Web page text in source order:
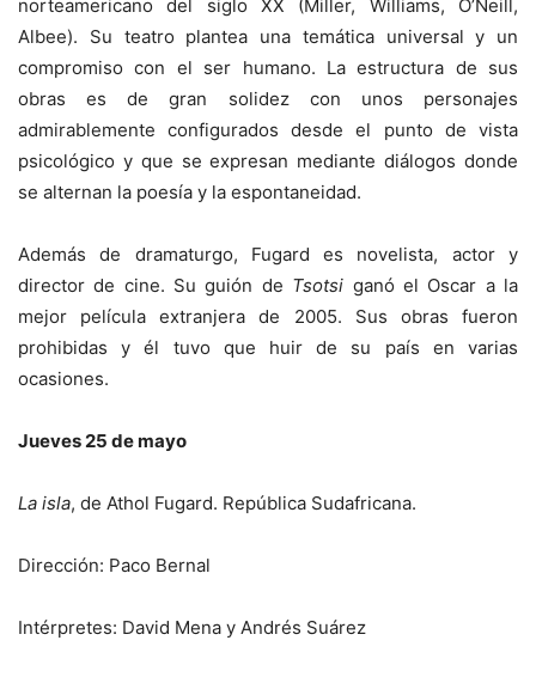
norteamericano del siglo XX (Miller, Williams, O’Neill,
Albee). Su teatro plantea una temática universal y un
compromiso con el ser humano. La estructura de sus
obras es de gran solidez con unos personajes
admirablemente configurados desde el punto de vista
psicológico y que se expresan mediante diálogos donde
se alternan la poesía y la espontaneidad.
Además de dramaturgo, Fugard es novelista, actor y
director de cine. Su guión de Tsotsi ganó el Oscar a la
mejor película extranjera de 2005. Sus obras fueron
prohibidas y él tuvo que huir de su país en varias
ocasiones.
Jueves 25 de mayo
La isla, de Athol Fugard. República Sudafricana.
Dirección: Paco Bernal
Intérpretes: David Mena y Andrés Suárez